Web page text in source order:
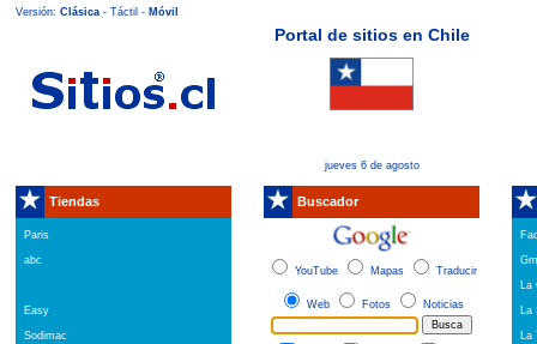
Versión: Clásica - Táctil - Móvil
Portal de sitios en Chile
jueves 6 de agosto
Tiendas
Paris
abc
Easy
Sodimac
Buscador
YouTube Mapas Traducir
Web Fotos Noticias
La
La
La